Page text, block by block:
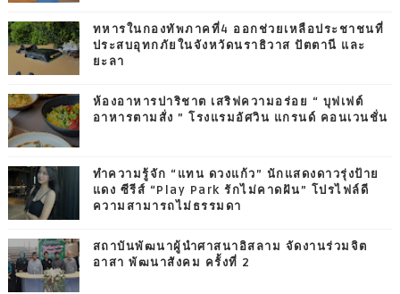
ทหารในกองทัพภาคที่4 ออกช่วยเหลือประชาชนที่
ประสบอุทกภัยในจังหวัดนราธิวาส ปัตตานี และ
ยะลา
ห้องอาหารปาริชาต เสริฟความอร่อย “ บุฟเฟต์
อาหารตามสั่ง ” โรงแรมอัศวิน แกรนด์ คอนเวนชั่น
ทำความรู้จัก “แทน ดวงแก้ว” นักแสดงดาวรุ่งป้าย
แดง ซีรีส์ “Play Park รักไม่คาดฝัน” โปรไฟล์ดี
ความสามารถไม่ธรรมดา
สถาบันพัฒนาผู้นำศาสนาอิสลาม จัดงานร่วมจิต
อาสา พัฒนาสังคม ครั้งที่ 2